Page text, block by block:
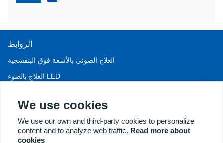
الروابط
العلاج الضوئي بالأشعة فوق البنفسجية
العلاج بالضوء LED
منظار المهبل
المزيد من المنتجات
We use cookies
We use our own and third-party cookies to personalize
content and to analyze web traffic. Read more about
cookies